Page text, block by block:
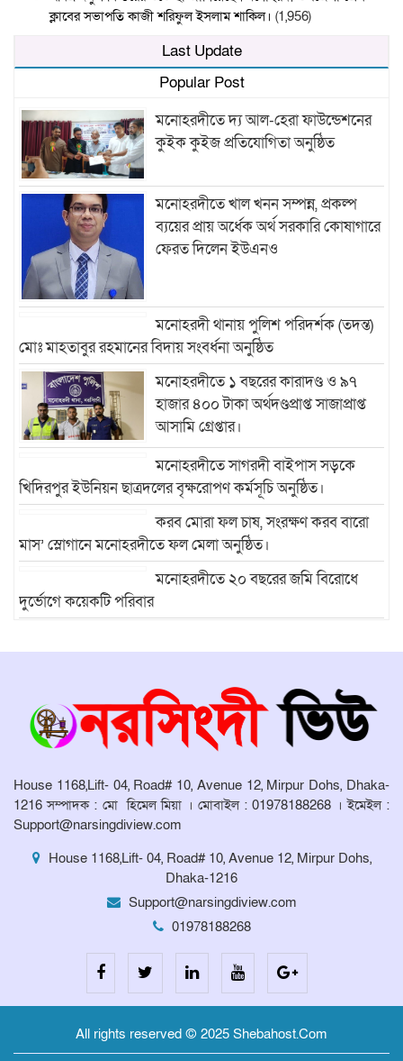
ক্লাবের সভাপতি কাজী শরিফুল ইসলাম শাকিল। (1,956)
Last Update
Popular Post
মনোহরদীতে দ্য আল-হেরা ফাউন্ডেশনের
কুইক কুইজ প্রতিযোগিতা অনুষ্ঠিত
মনোহরদীতে খাল খনন সম্পন্ন, প্রকল্প
ব্যয়ের প্রায় অর্ধেক অর্থ সরকারি কোষাগারে
ফেরত দিলেন ইউএনও
মনোহরদী থানায় পুলিশ পরিদর্শক (তদন্ত)
মোঃ মাহতাবুর রহমানের বিদায় সংবর্ধনা অনুষ্ঠিত
মনোহরদীতে ১ বছরের কারাদণ্ড ও ৯৭
হাজার ৪০০ টাকা অর্থদণ্ডপ্রাপ্ত সাজাপ্রাপ্ত
আসামি গ্রেপ্তার।
মনোহরদীতে সাগরদী বাইপাস সড়কে
খিদিরপুর ইউনিয়ন ছাত্রদলের বৃক্ষরোপণ কর্মসূচি অনুষ্ঠিত।
করব মোরা ফল চাষ, সংরক্ষণ করব বারো
মাস’ স্লোগানে মনোহরদীতে ফল মেলা অনুষ্ঠিত।
মনোহরদীতে ২০ বছরের জমি বিরোধে
দুর্ভোগে কয়েকটি পরিবার
প্রদান ও সংবর্ধনা অনুষ্ঠান অনুষ্ঠিত।
মনোহরদীর চর আহাম্মদপুরে পানিবন্দি
মানুষের সংবাদ প্রকাশের জেরে সাংবাদিক
মনোহরদীতে উপজেলা দুর্যোগ ব্যবস্থাপনা
কমিটির সভা অনুষ্ঠিত
House 1168,Lift- 04, Road# 10, Avenue 12, Mirpur Dohs, Dhaka-
1216 সম্পাদক : মো হিমেল মিয়া । মোবাইল : 01978188268 । ইমেইল :
Support@narsingdiview.com
House 1168,Lift- 04, Road# 10, Avenue 12, Mirpur Dohs,
Dhaka-1216
Support@narsingdiview.com
01978188268
All rights reserved © 2025 Shebahost.Com